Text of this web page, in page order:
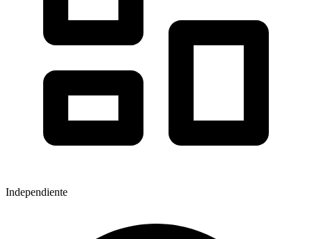
Independiente